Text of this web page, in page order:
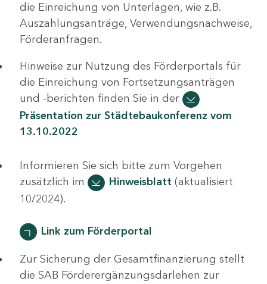
die Einreichung von Unterlagen, wie z.B.
Auszahlungsanträge, Verwendungsnachweise,
Förderanfragen.
Hinweise zur Nutzung des Förderportals für
die Einreichung von Fortsetzungsanträgen
und -berichten finden Sie in der
Präsentation zur Städtebaukonferenz vom
13.10.2022
Informieren Sie sich bitte zum Vorgehen
zusätzlich im
Hinweisblatt (aktualisiert
10/2024).
Link zum Förderportal
Zur Sicherung der Gesamtfinanzierung stellt
die SAB Förderergänzungsdarlehen zur